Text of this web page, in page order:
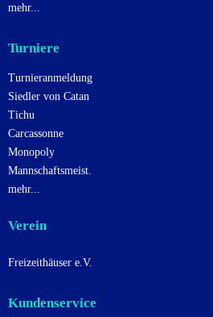
mehr...
Turniere
Turnieranmeldung
Siedler von Catan
Tichu
Carcassonne
Monopoly
Mannschaftsmeist.
mehr...
Verein
Freizeithäuser e.V.
Kundenservice